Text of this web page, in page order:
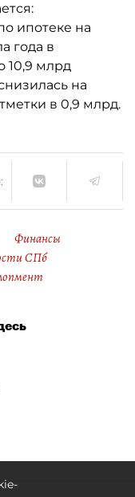
ипотеке на
года в
10,9 млрд
на
в 0,9 млрд.
Финансы
СПб